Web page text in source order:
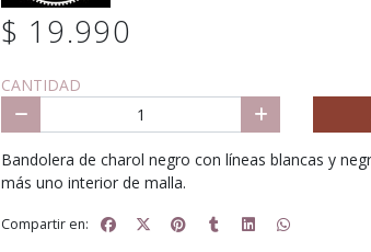
$ 19.990
CANTIDAD
Bandolera de charol negro con líneas blancas y
más uno interior de malla.
Compartir en: